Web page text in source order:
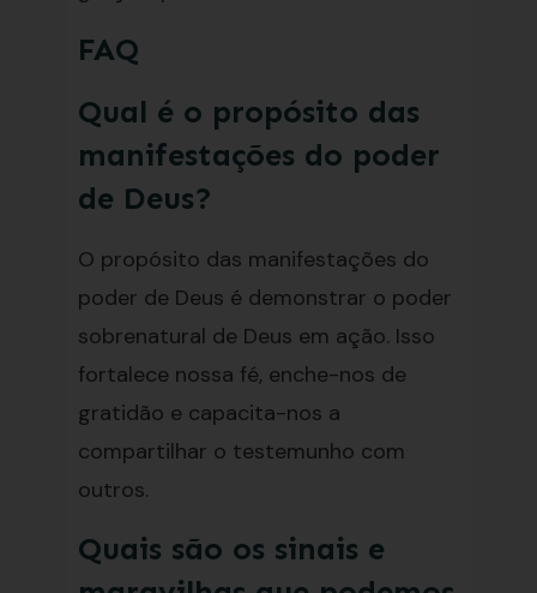
FAQ
Qual é o propósito das
manifestações do poder
de Deus?
O propósito das manifestações do
poder de Deus é demonstrar o poder
sobrenatural de Deus em ação. Isso
fortalece nossa fé, enche-nos de
gratidão e capacita-nos a
compartilhar o testemunho com
outros.
Quais são os sinais e